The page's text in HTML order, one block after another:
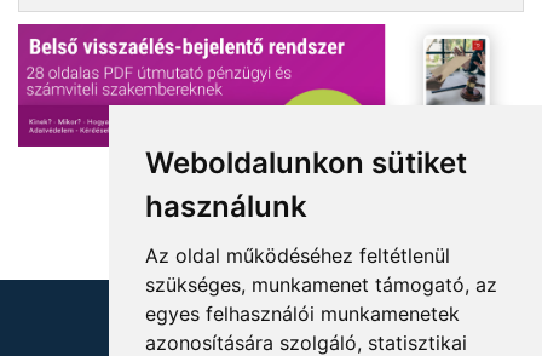
Weboldalunkon sütiket
használunk
Az oldal működéséhez feltétlenül
szükséges, munkamenet támogató, az
egyes felhasználói munkamenetek
azonosítására szolgáló, statisztikai